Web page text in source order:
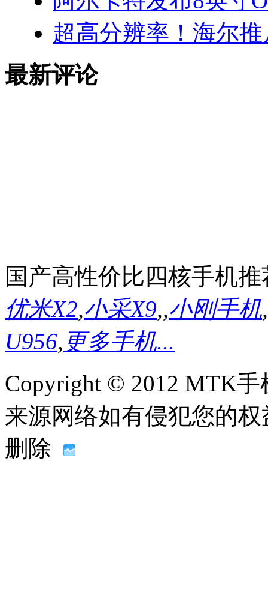
超高分辨率！海尔
最新评论
国产高性价比四核手机推
优米X2,小采X9,,小刚手机,
U956, 更多手机...
Copyright © 2012 MTK
来源网络如有侵犯您的
删除